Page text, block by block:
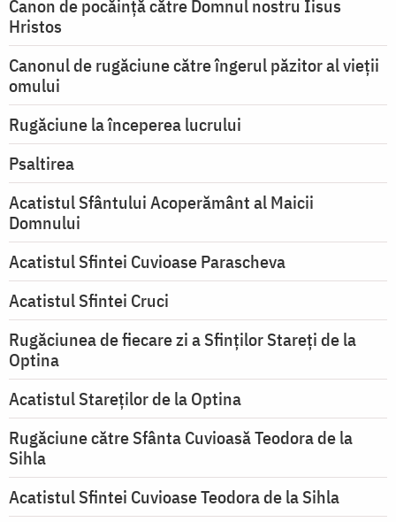
Canon de pocăință către Domnul nostru Iisus
Hristos
Canonul de rugăciune către îngerul păzitor al vieții
omului
Rugăciune la începerea lucrului
Psaltirea
Acatistul Sfântului Acoperământ al Maicii
Domnului
Acatistul Sfintei Cuvioase Parascheva
Acatistul Sfintei Cruci
Rugăciunea de fiecare zi a Sfinților Stareți de la
Optina
Acatistul Stareţilor de la Optina
Rugăciune către Sfânta Cuvioasă Teodora de la
Sihla
Acatistul Sfintei Cuvioase Teodora de la Sihla